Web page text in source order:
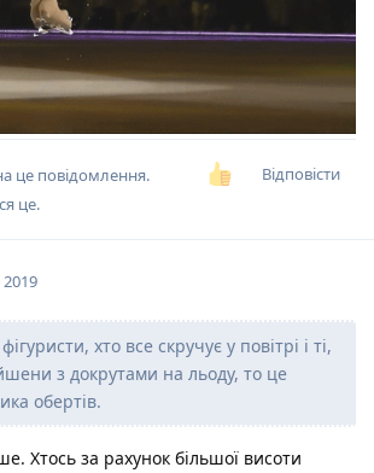
Відповісти
це повідомлення.
це.
2019
хто все скручує у повітрі і ті,
з докрутами на льоду, то це
обертів.
Хтось за рахунок більшої висоти